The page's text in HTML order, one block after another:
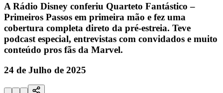
A Rádio Disney conferiu Quarteto Fantástico –
Primeiros Passos em primeira mão e fez uma
cobertura completa direto da pré-estreia. Teve
podcast especial, entrevistas com convidados e muito
conteúdo pros fãs da Marvel.
24 de Julho de 2025